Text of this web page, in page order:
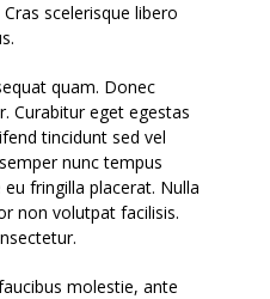
scelerisque libero
quam. Donec
Curabitur eget egestas
tincidunt sed vel
nunc tempus
fringilla placerat. Nulla
non volutpat facilisis.
molestie, ante